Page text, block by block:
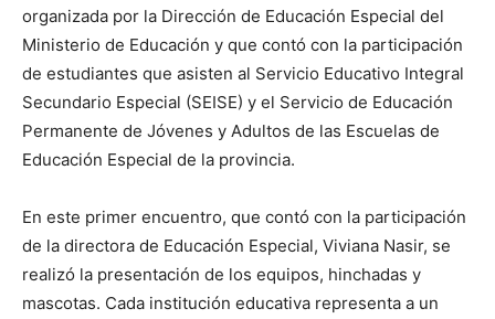
organizada por la Dirección de Educación Especial del
Ministerio de Educación y que contó con la participación
de estudiantes que asisten al Servicio Educativo Integral
Secundario Especial (SEISE) y el Servicio de Educación
Permanente de Jóvenes y Adultos de las Escuelas de
Educación Especial de la provincia.
En este primer encuentro, que contó con la participación
de la directora de Educación Especial, Viviana Nasir, se
realizó la presentación de los equipos, hinchadas y
mascotas. Cada institución educativa representa a un